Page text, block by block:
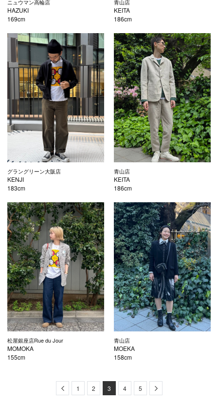
ニュウマン高輪店
HAZUKI
169cm
青山店
KEITA
186cm
グラングリーン大阪店
KENJI
183cm
青山店
KEITA
186cm
松屋銀座店Rue du Jour
MOMOKA
155cm
青山店
MOEKA
158cm
Previous
1 2 3 4 5 Next